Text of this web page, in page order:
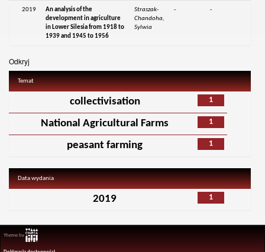
2019
An analysis of the
development in agriculture
in Lower Silesia from 1918 to
1939 and 1945 to 1956
Straszak-
Chandoha,
Sylwia
- -
Odkryj
Temat
1
collectivisation
1
National Agricultural Farms
1
peasant farming
Data wydania
1
2019
Theme by